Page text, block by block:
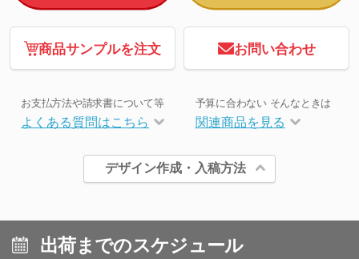
商品サンプルを注文 お問い合わせ
お支払方法や請求書について等
よくある質問はこちら
予算に合わない そんなときは
関連商品を見る
デザイン作成・入稿方法
出荷までのスケジュール